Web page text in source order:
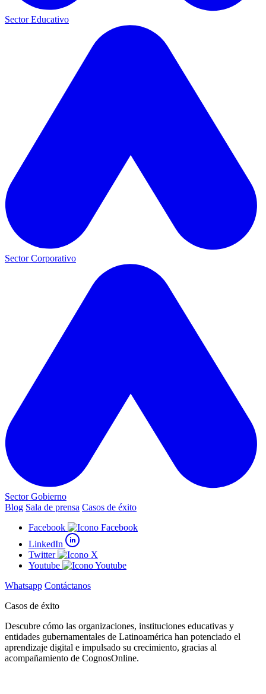
Sector Educativo
Sector Corporativo
Sector Gobierno
Blog Sala de prensa Casos de éxito
Facebook
LinkedIn
Twitter
Youtube
Whatsapp Contáctanos
Casos de éxito
Descubre cómo las organizaciones, instituciones educativas y
entidades gubernamentales de Latinoamérica han potenciado el
aprendizaje digital e impulsado su crecimiento, gracias al
acompañamiento de CognosOnline.